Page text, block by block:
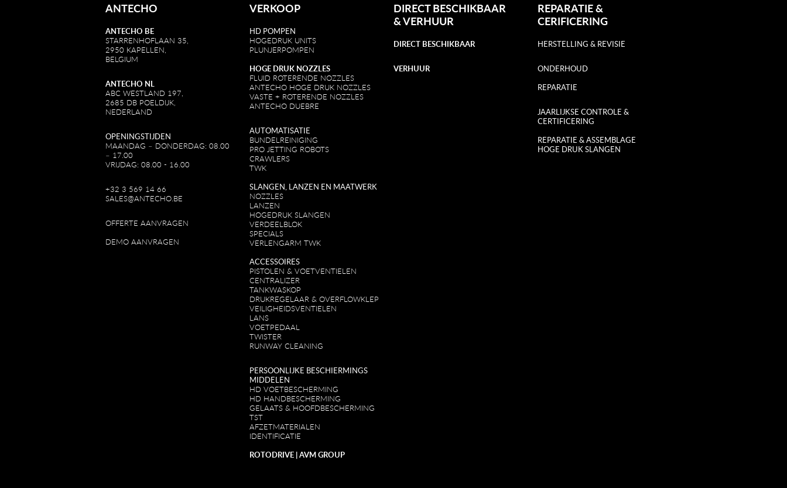
ANTECHO
ANTECHO BE
STARRENHOFLAAN 35,
2950 KAPELLEN,
BELGIUM
ANTECHO NL
ABC WESTLAND 197,
2685 DB POELDIJK,
NEDERLAND
OPENINGSTIJDEN
MAANDAG – DONDERDAG: 08.00
– 17.00
VRIJDAG: 08.00 - 16.00
+32 3 569 14 66
SALES@ANTECHO.BE
OFFERTE AANVRAGEN
DEMO AANVRAGEN
VERKOOP
HD POMPEN
HOGEDRUK UNITS
PLUNJERPOMPEN
HOGE DRUK NOZZLES
FLUID ROTERENDE NOZZLES
ANTECHO HOGE DRUK NOZZLES
VASTE + ROTERENDE NOZZLES
ANTECHO DUEBRE
AUTOMATISATIE
BUNDELREINIGING
PRO JETTING ROBOTS
CRAWLERS
TWK
SLANGEN, LANZEN EN MAATWERK
NOZZLES
LANZEN
HOGEDRUK SLANGEN
VERDEELBLOK
SPECIALS
VERLENGARM TWK
ACCESSOIRES
PISTOLEN & VOETVENTIELEN
CENTRALIZER
TANKWASKOP
DRUKREGELAAR & OVERFLOWKLEP
VEILIGHEIDSVENTIELEN
LANS
VOETPEDAAL
TWISTER
RUNWAY CLEANING
PERSOONLIJKE BESCHIERMINGS
MIDDELEN
HD VOETBESCHERMING
HD HANDBESCHERMING
GELAATS & HOOFDBESCHERMING
TST
AFZETMATERIALEN
IDENTIFICATIE
ROTODRIVE | AVM GROUP
DIRECT BESCHIKBAAR
&VERHUUR
DIRECT BESCHIKBAAR
VERHUUR
REPARATIE &
CERIFICERING
HERSTELLING & REVISIE
ONDERHOUD
REPARATIE
JAARLIJKSE CONTROLE &
CERTIFICERING
REPARATIE & ASSEMBLAGE
HOGE DRUK SLANGEN